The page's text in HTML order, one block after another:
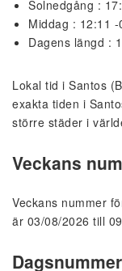
Solnedgång :
Middag : 12:11 -
Dagens längd :
Lokal tid i Santos
exakta tiden i
större städer i
Veckans
Veckans nummer
är 03/08/2026 till
Dagsnummer